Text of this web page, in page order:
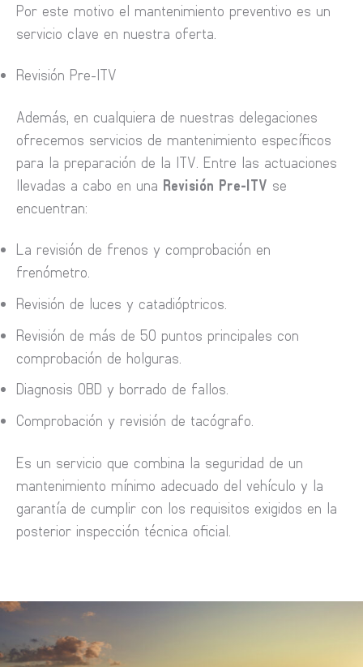
Por este motivo el mantenimiento preventivo es un
servicio clave en nuestra oferta.
Revisión Pre-ITV
Además, en cualquiera de nuestras delegaciones
ofrecemos servicios de mantenimiento específicos
para la preparación de la ITV. Entre las actuaciones
llevadas a cabo en una Revisión Pre-ITV se
encuentran:
La revisión de frenos y comprobación en
frenómetro.
Revisión de luces y catadióptricos.
Revisión de más de 50 puntos principales con
comprobación de holguras.
Diagnosis OBD y borrado de fallos.
Comprobación y revisión de tacógrafo.
Es un servicio que combina la seguridad de un
mantenimiento mínimo adecuado del vehículo y la
garantía de cumplir con los requisitos exigidos en la
posterior inspección técnica oficial.